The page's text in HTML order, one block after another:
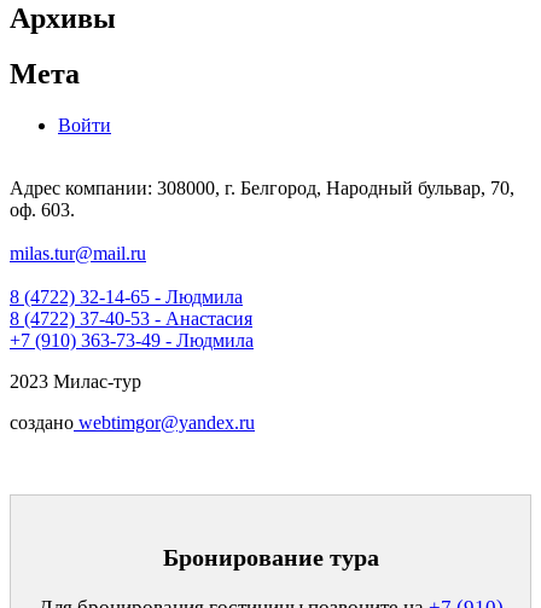
Архивы
Мета
Войти
Адрес компании: 308000, г. Белгород, Народный бульвар, 70,
оф. 603.
milas.tur@mail.ru
8 (4722) 32-14-65 - Людмила
8 (4722) 37-40-53 - Анастасия
+7 (910) 363-73-49 - Людмила
2023 Милас-тур
создано webtimgor@yandex.ru
Бронирование тура